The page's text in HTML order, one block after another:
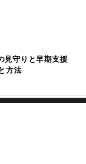
見守りと早期支援
方法